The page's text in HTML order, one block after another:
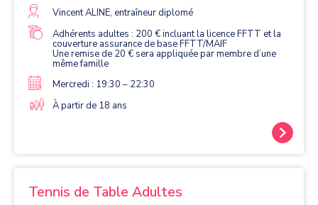
Vincent ALINE, entraîneur diplomé
Adhérents adultes : 200 € incluant la licence FFTT et la
couverture assurance de base FFTT/MAIF
Une remise de 20 € sera appliquée par membre d’une
même famille
Mercredi : 19:30 – 22:30
À partir de 18 ans
Tennis de Table Adultes